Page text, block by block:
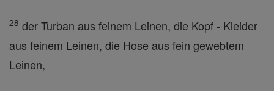
28 der Turban aus feinem Leinen, die Kopf - Kleider
aus feinem Leinen, die Hose aus fein gewebtem
Leinen,